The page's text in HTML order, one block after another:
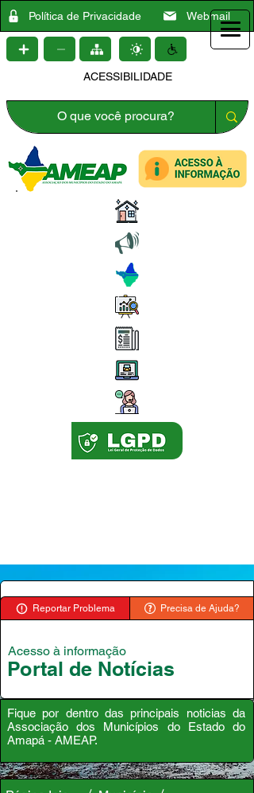
Política de Privacidade Webmail
ACESSIBILIDADE
Reportar Problema Precisa de Ajuda?
Portal de Notícias
Acesso à informação
Fique por dentro das principais noticias da
Associação dos Municípios do Estado do
Amapá - AMEAP.